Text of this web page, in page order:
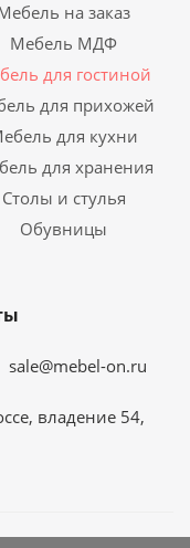
на заказ
Мебель МДФ
для гостиной
для прихожей
для кухни
для хранения
Столы и стулья
Обувницы
sale@mebel-on.ru
владение 54,